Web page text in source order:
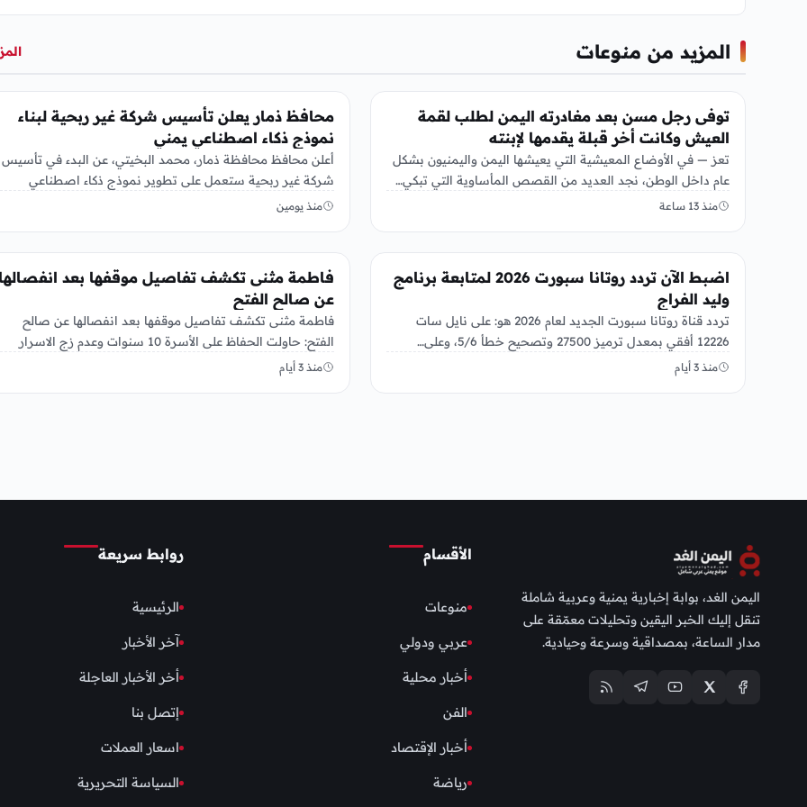
المزيد من منوعات
توفى رجل مسن بعد مغادرته اليمن لطلب لقمة
العيش وكانت أخر قبلة يقدمها لإبنته
تعز — في الأوضاع المعيشية التي يعيشها اليمن واليمنيون بشكل
عام داخل الوطن، نجد العديد من القصص المأساوية التي تبكي…
منذ 13 ساعة
محافظ ذمار يعلن تأسيس شركة غير ربحية لبناء
نموذج ذكاء اصطناعي يمني
أعلن محافظ محافظة ذمار، محمد البخيتي، عن البدء في تأسيس
شركة غير ربحية ستعمل على تطوير نموذج ذكاء اصطناعي
خاص…
منذ يومين
اضبط الآن تردد روتانا سبورت 2026 لمتابعة برنامج
وليد الفراج
تردد قناة روتانا سبورت الجديد لعام 2026 هو: على نايل سات
12226 أفقي بمعدل ترميز 27500 وتصحيح خطأ 5/6، وعلى…
منذ 3 أيام
فاطمة مثنى تكشف تفاصيل موقفها بعد
عن صالح الفتح
فاطمة مثنى تكشف تفاصيل موقفها بعد انفصالها عن صالح
الفتح: حاولت الحفاظ على الأسرة 10 سنوات وعدم زج الاسرار
الأسرية…
منذ 3 أيام
اليمن الغد، بوابة إخبارية يمنية وعربية شاملة
تنقل إليك الخبر اليقين وتحليلات معمّقة على
مدار الساعة، بمصداقية وسرعة وحيادية.
الأقسام
منوعات
عربي ودولي
أخبار محلية
الفن
أخبار الإقتصاد
رياضة
روابط سريعة
الرئيسية
آخر الأخبار
أخر الأخبار العاجلة
إتصل بنا
اسعار العملات
السياسة التحريرية